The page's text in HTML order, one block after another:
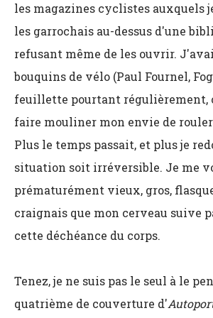
les magazines cyclistes auxquels
les garrochais au-dessus d'une
refusant même de les ouvrir.
bouquins de vélo (Paul Fournel,
feuillette pourtant régulièrement,
faire mouliner mon envie de
Plus le temps passait, et plus je
situation soit irréversible. Je me
prématurément vieux, gros,
craignais que mon cerveau suive
cette déchéance du corps.
Tenez, je ne suis pas le seul à le
quatrième de couverture d'